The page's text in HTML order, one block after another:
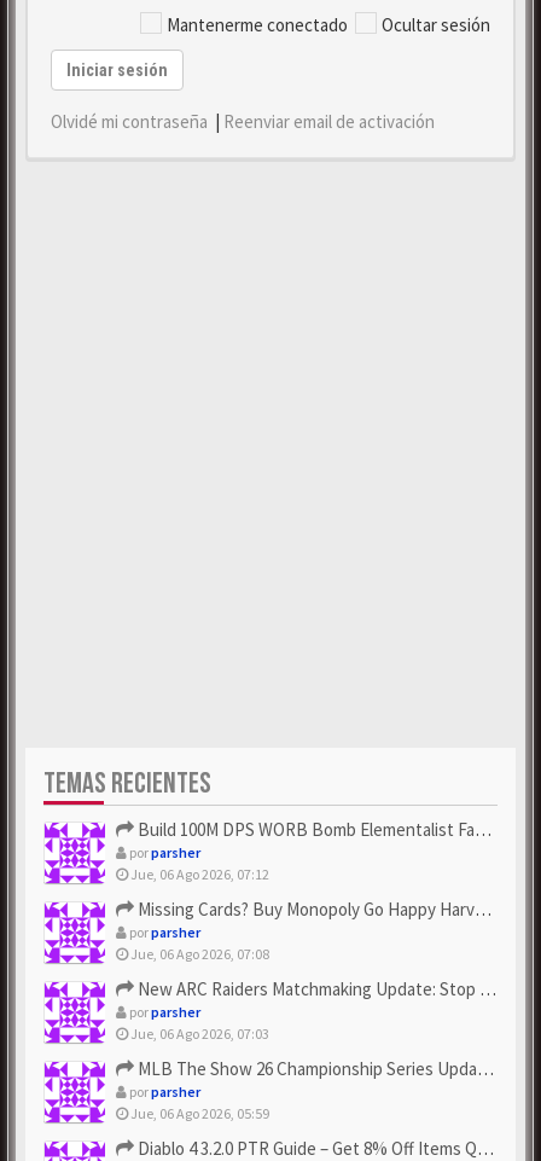
Mantenerme conectado Ocultar sesión
Iniciar sesión
Olvidé mi contraseña | Reenviar email de activación
TEMAS RECIENTES
Build 100M DPS WORB Bomb Elementalist Fast - Grab POE Curren...
porparsher
Jue, 06 Ago 2026, 07:12
Missing Cards? Buy Monopoly Go Happy Harvest with Looney Tun...
porparsher
Jue, 06 Ago 2026, 07:08
New ARC Raiders Matchmaking Update: Stop Failed - Grab Bluep...
porparsher
Jue, 06 Ago 2026, 07:03
MLB The Show 26 Championship Series Update! Get Cheap & ...
porparsher
Jue, 06 Ago 2026, 05:59
Diablo 4 3.2.0 PTR Guide – Get 8% Off Items Quickly to Test ...